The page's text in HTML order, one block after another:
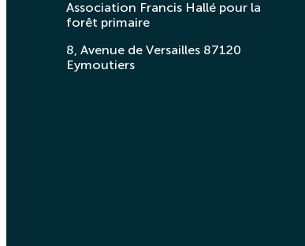
Association Francis Hallé pour la
forêt primaire
8, Avenue de Versailles 87120
Eymoutiers